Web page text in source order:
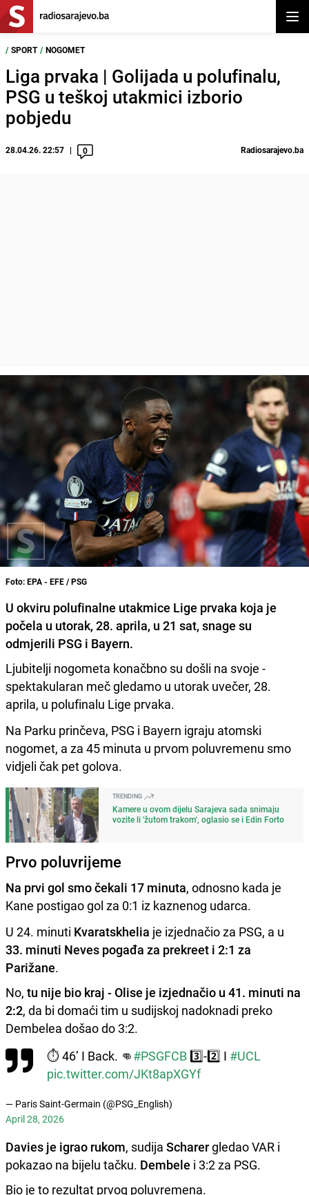
/ SPORT / NOGOMET
Liga prvaka | Golijada u polufinalu,
PSG u teškoj utakmici izborio
pobjedu
28.04.26. 22:57 0 Radiosarajevo.ba
Foto: EPA - EFE / PSG
U okviru polufinalne utakmice Lige prvaka koja je
počela u utorak, 28. aprila, u 21 sat, snage su
odmjerili PSG i Bayern.
Ljubitelji nogometa konačbno su došli na svoje -
spektakularan meč gledamo u utorak uvečer, 28.
aprila, u polufinalu Lige prvaka.
Na Parku prinčeva, PSG i Bayern igraju atomski
nogomet, a za 45 minuta u prvom poluvremenu smo
vidjeli čak pet golova.
TRENDING
Kamere u ovom dijelu Sarajeva sada snimaju
vozite li 'žutom trakom', oglasio se i Edin Forto
Prvo poluvrijeme
Na prvi gol smo čekali 17 minuta, odnosno kada je
Kane postigao gol za 0:1 iz kaznenog udarca.
U 24. minuti Kvaratskhelia je izjednačio za PSG, a u
33. minuti Neves pogađa za prekreet i 2:1 za
Parižane.
No, tu nije bio kraj - Olise je izjednačio u 41. minuti na
2:2, da bi domaći tim u sudijskoj nadoknadi preko
Dembelea došao do 3:2.
⏱️ 46’ I Back. 👊#PSGFCB 3️⃣-2️⃣ I #UCL
pic.twitter.com/JKt8apXGYf
— Paris Saint-Germain (@PSG_English)
April 28, 2026
Davies je igrao rukom, sudija Scharergledao VAR i
pokazao na bijelu tačku. Dembele i 3:2 za PSG.
Bio je to rezultat prvog poluvremena.